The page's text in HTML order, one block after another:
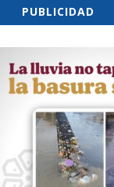
PUBLICIDAD